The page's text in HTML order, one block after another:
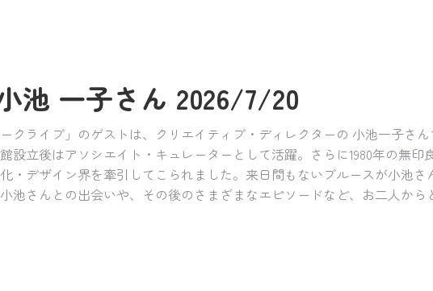
池 一子さん 2026/7/20
クライブ」のゲストは、クリエイティブ・ディレクターの 小池一子さ
設立後はアソシエイト・キュレーターとして活躍。さらに1980年の無
・デザイン界を牽引してこられました。来日間もないブルースが小池
池さんとの出会いや、その後のさまざまなエピソードなど、お二人から